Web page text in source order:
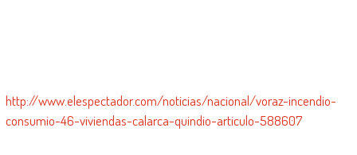
http://www.elespectador.com/noticias/nacional/voraz-incendio-
consumio-46-viviendas-calarca-quindio-articulo-588607